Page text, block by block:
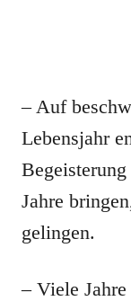
– Auf
Lebensjahr
Jahre
gelingen.
– Viele